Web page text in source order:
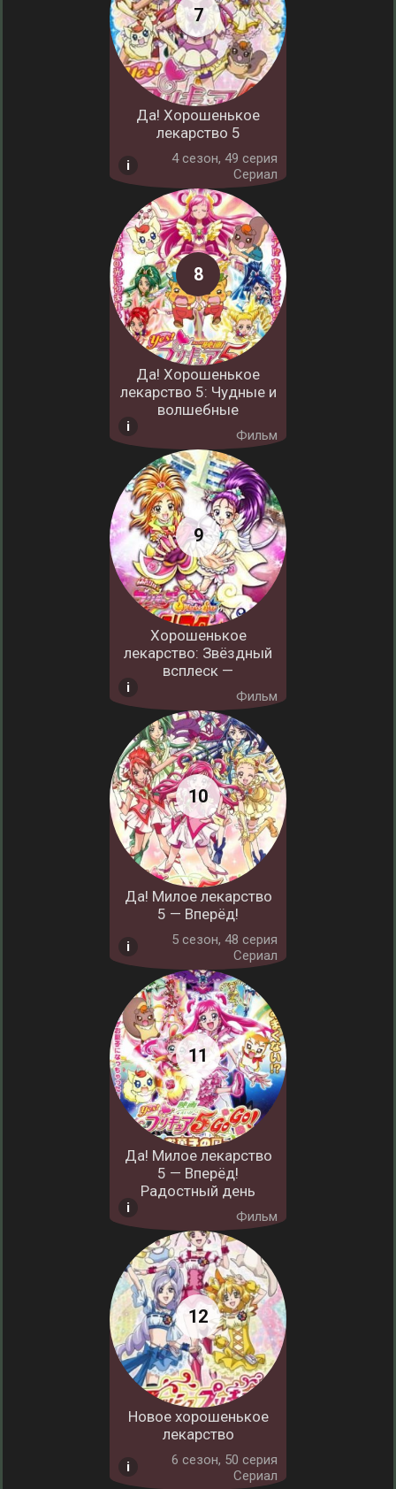
Да! Хорошенькое
лекарство 5
4 cезон, 49 серия
Сериал
Да! Хорошенькое
лекарство 5: Чудные и
волшебные
Фильм
Хорошенькое
лекарство: Звёздный
всплеск —
Фильм
Да! Милое лекарство
5 — Вперёд!
5 cезон, 48 серия
Сериал
Да! Милое лекарство
5 — Вперёд!
Радостный день
Фильм
Новое хорошенькое
лекарство
6 cезон, 50 серия
Сериал